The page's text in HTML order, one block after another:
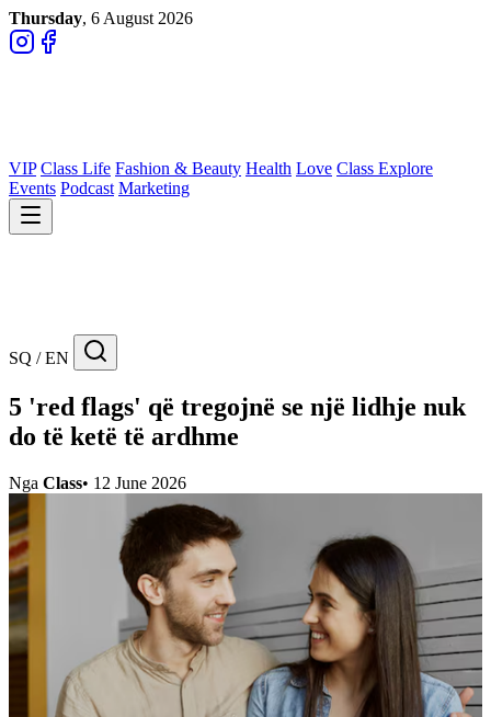
Thursday, 6 August 2026
VIP Class Life Fashion & Beauty Health Love Class Explore
Events Podcast Marketing
SQ / EN
5 'red flags' që tregojnë se një lidhje nuk
do të ketë të ardhme
Nga Class• 12 June 2026